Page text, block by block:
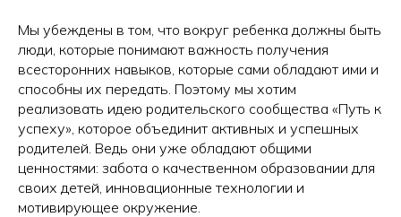
Мы убеждены в том, что вокруг ребенка должны быть
люди, которые понимают важность получения
всесторонних навыков, которые сами обладают ими и
способны их передать. Поэтому мы хотим
реализовать идею родительского сообщества «Путь к
успеху», которое объединит активных и успешных
родителей. Ведь они уже обладают общими
ценностями: забота о качественном образовании для
своих детей, инновационные технологии и
мотивирующее окружение.